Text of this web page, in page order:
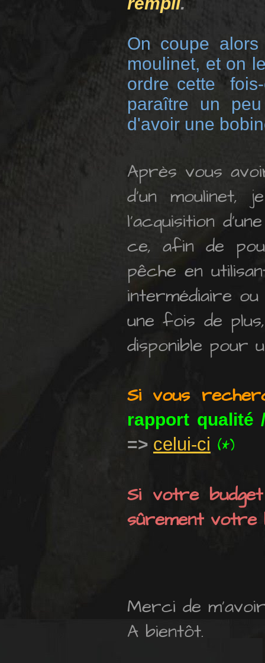
On coupe
moulinet, et on
ordre cette
paraître un
d'avoir une
Après vous
d'un moulinet,
l'acquisition
ce, afin de
pêche en
intermédiaire
une fois de
disponible pour
Si vous
rapport qualité
=> celui-ci (*)
Si votre
sûrement votre
Merci de m'avoir
A bientôt.